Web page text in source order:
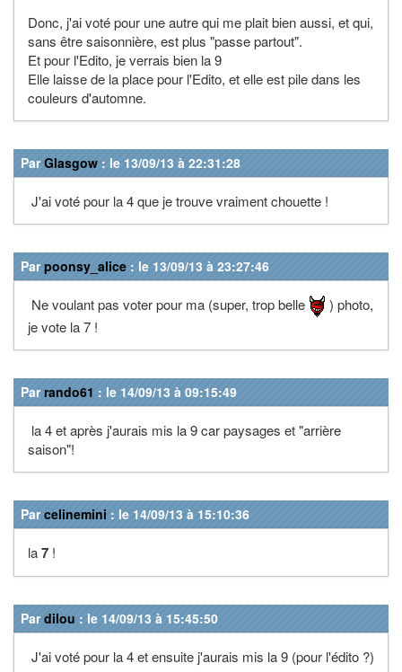
Donc, j'ai voté pour une autre qui me plait bien aussi, et qui,
sans être saisonnière, est plus "passe partout".
Et pour l'Edito, je verrais bien la 9
Elle laisse de la place pour l'Edito, et elle est pile dans les
couleurs d'automne.
ParGlasgow : le 13/09/13 à 22:31:28
J'ai voté pour la 4 que je trouve vraiment chouette !
Parpoonsy_alice : le 13/09/13 à 23:27:46
Ne voulant pas voter pour ma (super, trop belle
) photo,
je vote la 7 !
Parrando61 : le 14/09/13 à 09:15:49
la 4 et après j'aurais mis la 9 car paysages et "arrière
saison"!
Parcelinemini : le 14/09/13 à 15:10:36
la7 !
Pardilou : le 14/09/13 à 15:45:50
J'ai voté pour la 4 et ensuite j'aurais mis la 9 (pour l'édito ?)